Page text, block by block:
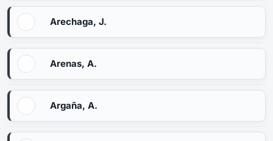
Arechaga, J.
Arenas, A.
Argaña, A.